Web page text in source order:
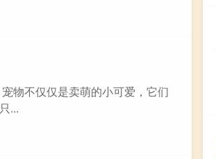
物不仅仅是卖萌的小可爱，它们
...